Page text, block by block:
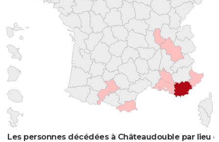
Les personnes décédées à Châteaudouble par lieu